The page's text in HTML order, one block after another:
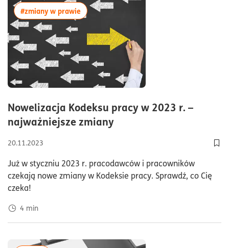
Nowelizacja Kodeksu pracy w 2023 r. –
najważniejsze zmianyczas czytania4minuty
20.11.2023
Już w styczniu 2023 r. pracodawców i pracowników
czekają nowe zmiany w Kodeksie pracy. Sprawdź, co Cię
czeka!
4 min
#zmiany w prawiewięcej artykułów z tagiem:#zmiany w